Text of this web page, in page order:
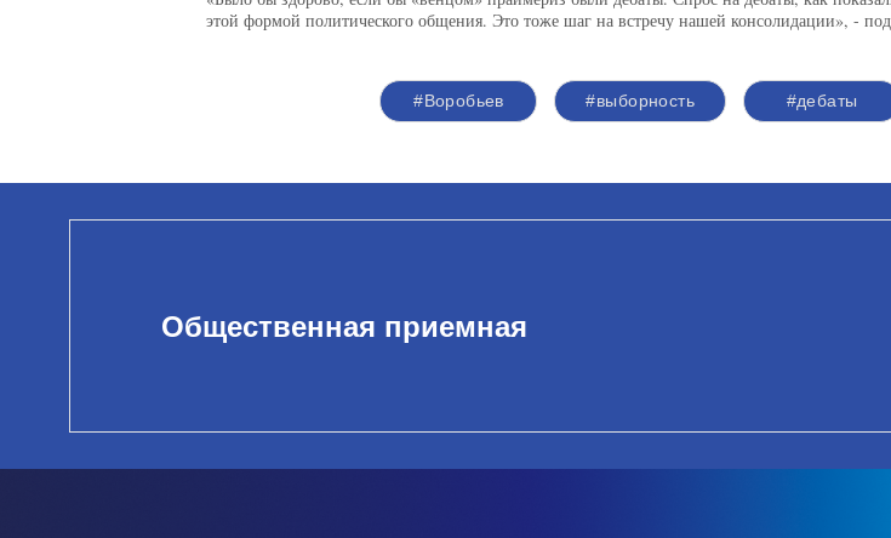
этой формой политического общения. Это тоже шаг на встречу нашей консолидации», -
#Воробьев #выборность #дебаты
Общественная приемная